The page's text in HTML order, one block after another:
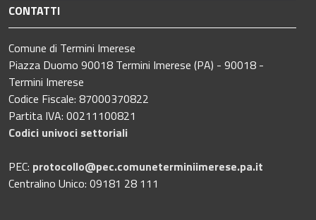
CONTATTI
Comune di Termini Imerese
Piazza Duomo 90018 Termini Imerese (PA) - 90018 -
Termini Imerese
Codice Fiscale: 87000370822
Partita IVA: 00211100821
Codici univoci settoriali
PEC: protocollo@pec.comuneterminiimerese.pa.it
Centralino Unico: 09181 28 111